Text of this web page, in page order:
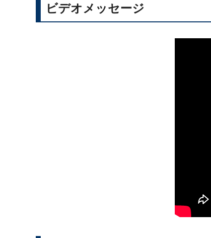
ビデオメッセージ